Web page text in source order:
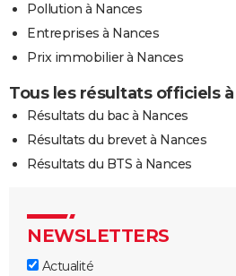
Pollution à Nances
Entreprises à Nances
Prix immobilier à Nances
Tous les résultats officiels
Résultats du bac à Nances
Résultats du brevet à Nances
Résultats du BTS à Nances
NEWSLETTERS
Actualité